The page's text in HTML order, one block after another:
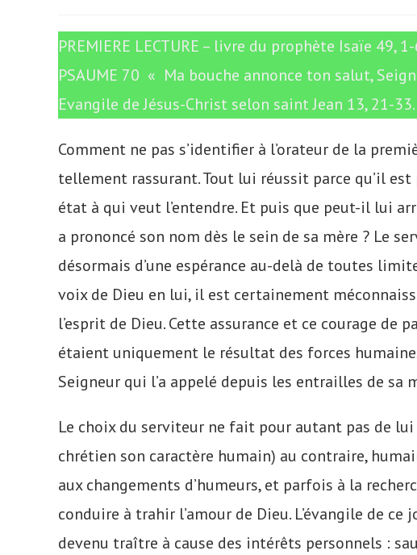
publication :
publication :
PREMIERE LECTURE – livre du prophète Isaïe 49,
PSAUME 70 « Ma bouche annonce ton salut,
Evangile de Jésus-Christ selon saint Jean 13, 21-
Comment ne pas s’identifier à l’orateur de la
tellement rassurant. Tout lui réussit parce qu’il
état à qui veut l’entendre. Et puis que peut-il lui
a prononcé son nom dès le sein de sa mère ? Le
désormais d’une espérance au-delà de toutes
voix de Dieu en lui, il est certainement
l’esprit de Dieu. Cette assurance et ce courage de
étaient uniquement le résultat des forces
Seigneur qui l’a appelé depuis les entrailles de sa
Le choix du serviteur ne fait pour autant pas de lui
chrétien son caractère humain) au contraire,
aux changements d’humeurs, et parfois à la
conduire à trahir l’amour de Dieu. L’évangile de
devenu traître à cause des intérêts personnels :